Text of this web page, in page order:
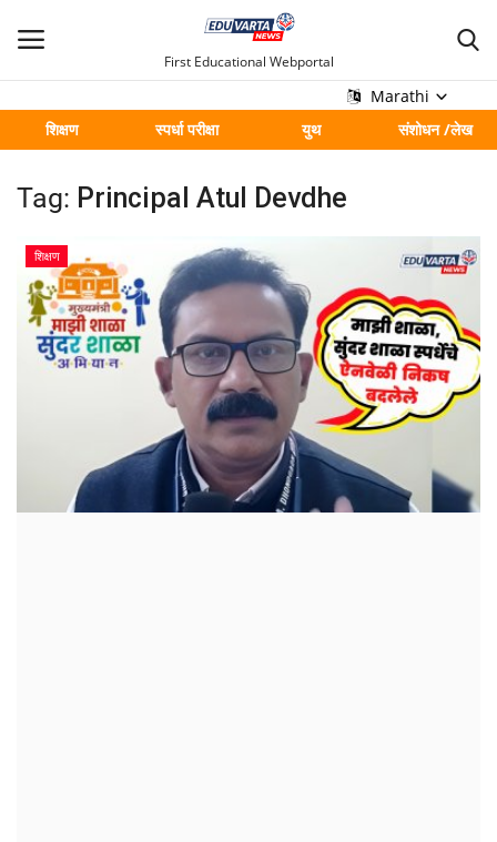
First Educational Webportal
Marathi
शिक्षण
स्पर्धा परीक्षा युथ संशोधन /लेख
मुख्य
Contact
शिक्षण
स्पर्धा परीक्षा
Tag: Principal Atul Devdhe
शिक्षण